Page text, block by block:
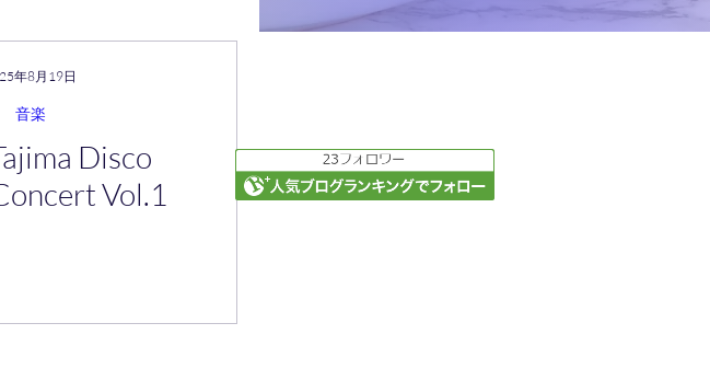
Disco
Vol.1
音楽
年8月19日